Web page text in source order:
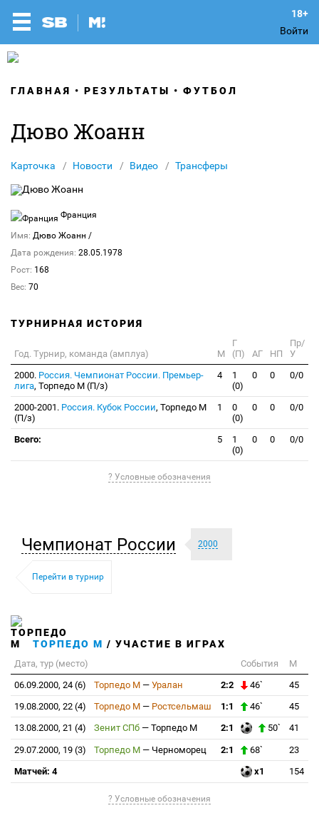
Войти
ГЛАВНАЯ РЕЗУЛЬТАТЫ ФУТБОЛ
Дюво Жоанн
Карточка Новости Видео Трансферы
Франция
Имя: Дюво Жоанн /
Дата рождения: 28.05.1978
Рост: 168
Вес: 70
ТУРНИРНАЯ ИСТОРИЯ
Год. Турнир, команда (амплуа) М
Г
(П)
АГ НП
Пр/
У
2000. Россия. Чемпионат России. Премьер-
лига, Торпедо М (П/з)
4
1
(0)
0 0 0/0
2000-2001. Россия. Кубок России, Торпедо М
(П/з)
1
0
(0)
0 0 0/0
Всего: 5
1
(0)
0 0 0/0
? Условные обозначения
Чемпионат России 2000
Перейти в турнир
ТОРПЕДО М / УЧАСТИЕ В ИГРАХ
Дата, тур (место) События
М
06.09.2000, 24 (6)
Торпедо М — Уралан 2:2 46`
45
19.08.2000, 22 (4)
Торпедо М — Ростсельмаш 1:1 46`
45
13.08.2000, 21 (4)
Зенит СПб — Торпедо М 2:1 50` 41
29.07.2000, 19 (3) Торпедо М — Черноморец 2:1 68`
23
Матчей: 4
x1 154
? Условные обозначения